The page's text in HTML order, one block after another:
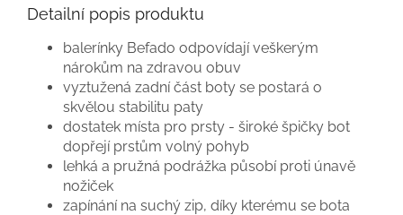
Detailní popis produktu
balerínky Befado odpovídají veškerým
nárokům na zdravou obuv
vyztužená zadní část boty se postará o
skvělou stabilitu paty
dostatek místa pro prsty - široké špičky bot
dopřejí prstům volný pohyb
lehká a pružná podrážka působí proti únavě
nožiček
zapínání na suchý zip, díky kterému se bota